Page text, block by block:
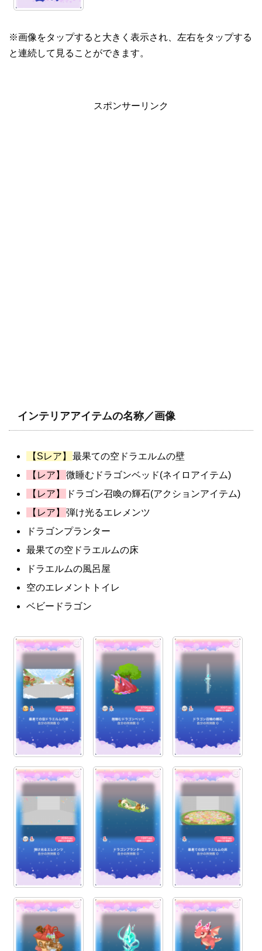
※画像をタップすると大きく表示され、左右をタップする
と連続して見ることができます。
スポンサーリンク
インテリアアイテムの名称／画像
【Sレア】
最果ての空ドラエルムの壁
【レア】
微睡むドラゴンベッド(ネイロアイテム)
【レア】
ドラゴン召喚の輝石(アクションアイテム)
【レア】
弾け光るエレメンツ
ドラゴンプランター
最果ての空ドラエルムの床
ドラエルムの風呂屋
空のエレメントトイレ
ベビードラゴン